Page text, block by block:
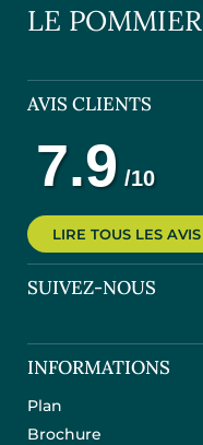
LE POMMIER
AVIS CLIENTS
LIRE TOUS LES AVIS
SUIVEZ-NOUS
INFORMATIONS
Plan
Brochure